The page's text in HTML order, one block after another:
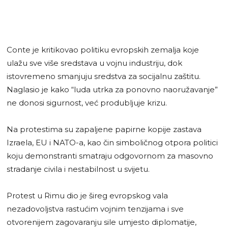
Conte je kritikovao politiku evropskih zemalja koje
ulažu sve više sredstava u vojnu industriju, dok
istovremeno smanjuju sredstva za socijalnu zaštitu.
Naglasio je kako “luda utrka za ponovno naoružavanje”
ne donosi sigurnost, već produbljuje krizu.
Na protestima su zapaljene papirne kopije zastava
Izraela, EU i NATO-a, kao čin simboličnog otpora politici
koju demonstranti smatraju odgovornom za masovno
stradanje civila i nestabilnost u svijetu.
Protest u Rimu dio je šireg evropskog vala
nezadovoljstva rastućim vojnim tenzijama i sve
otvorenijem zagovaranju sile umjesto diplomatije,